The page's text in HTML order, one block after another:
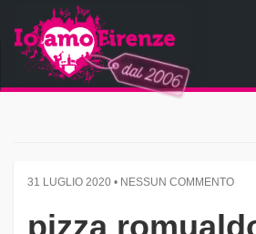
31 LUGLIO 2020 • NESSUN COMMENTO
pizza